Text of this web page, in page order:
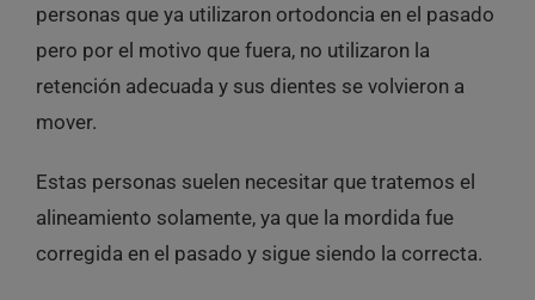
personas que ya utilizaron ortodoncia en el pasado
pero por el motivo que fuera, no utilizaron la
retención adecuada y sus dientes se volvieron a
mover.
Estas personas suelen necesitar que tratemos el
alineamiento solamente, ya que la mordida fue
corregida en el pasado y sigue siendo la correcta.